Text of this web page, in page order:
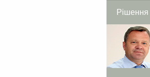
Рішення